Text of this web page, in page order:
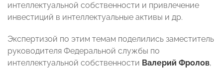
интеллектуальной собственности и привлечение
инвестиций в интеллектуальные активы и др.
Экспертизой по этим темам поделились заместитель
руководителя Федеральной службы по
интеллектуальной собственности Валерий Фролов,